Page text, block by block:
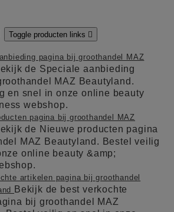
Toggle producten links 
pagina bij groothandel MAZ
de Speciale aanbieding
MAZ Beautyland.
en snel in onze online beauty
webshop.
pagina bij groothandel MAZ
de Nieuwe producten pagina
MAZ Beautyland. Bestel veilig
online beauty &amp;
artikelen pagina bij groothandel
Bekijk de best verkochte
bij groothandel MAZ